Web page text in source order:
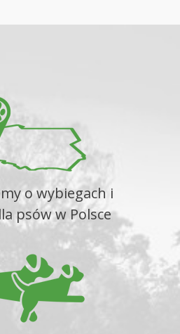
o wybiegach i
psów w Polsce